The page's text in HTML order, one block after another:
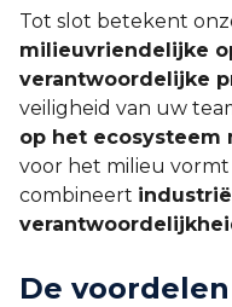
Tot slot betekent
milieuvriendelijke
verantwoordelijke
veiligheid van uw
op het ecosysteem
voor het milieu
combineert
De